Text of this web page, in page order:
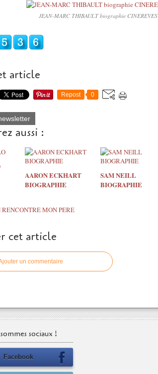
JEAN-MARC THIBAULT biographie CINEREVES
article
Repost 0
aussi :
AARON ECKHART
BIOGRAPHIE
SAM NEILL
BIOGRAPHIE
MON PERE
cet article
un commentaire
sociaux !
Facebook